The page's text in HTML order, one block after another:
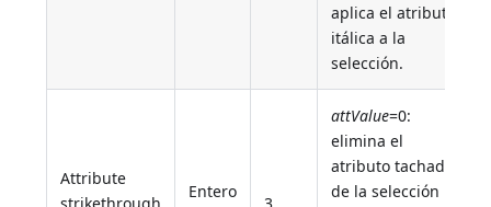
aplica el atributo
itálica a la
selección.
Attribute
Entero
attValue=0:
elimina el
atributo tachado
de la selección